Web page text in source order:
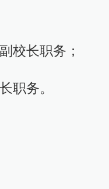
校长职务；
职务。